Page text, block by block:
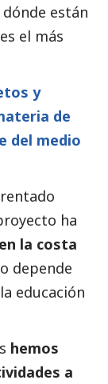
están
el más
y
de
del medio
ha
la costa
depende
educación
hemos
a